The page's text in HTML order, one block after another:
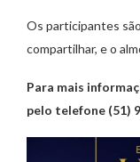
Os participantes
compartilhar, e o
Para mais
pelo telefone (51)